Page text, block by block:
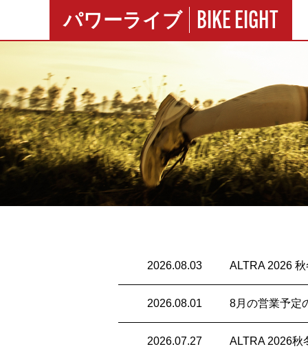
パワーライブ BIKE EIGHT
2026.08.03 ALTRA 2026
2026.08.01 8月の営業予定
2026.07.27 ALTRA 2026秋